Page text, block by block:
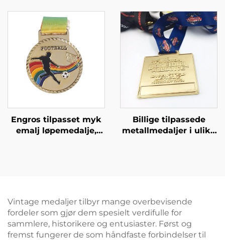
tilpasset 3D gullplate,
tilpasset zinklegering,
metall løpeplakett
sportsmedalje
medallion
Engros tilpasset myk
emalj løpemedalje,
Billige tilpassede
metallmedaljer i ulike
Vintage medaljer tilbyr mange overbevisende
fordeler som gjør dem spesielt verdifulle for
sammlere, historikere og entusiaster. Først og
fremst fungerer de som håndfaste forbindelser til